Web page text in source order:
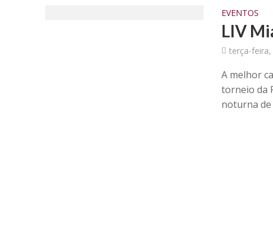
EVENTOS
LIV
terça-
A melhor
torneio da
noturna de